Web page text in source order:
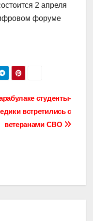
2 апреля
форуме
студенты-
встретились с
ветеранами СВО